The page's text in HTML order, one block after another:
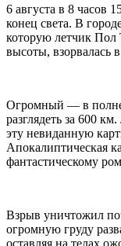
6 августа в 8 часов
конец света. В
которую летчик Пол
высоты, взорвалась
Огромный — в
разглядеть за 600
эту невиданную
Апокалиптическая
фантастическому
Взрыв уничтожил
огромную груду
оставляя на телах